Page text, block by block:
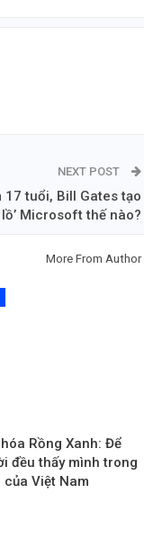
NEXT POST
tuổi, Bill Gates tạo
Microsoft thế nào?
More From Author
Rồng Xanh: Để
đều thấy mình trong
Việt Nam